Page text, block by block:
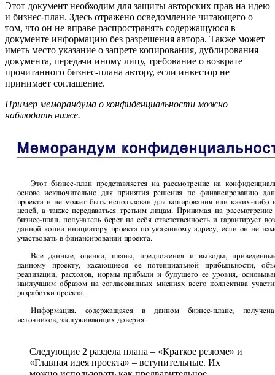
Этот документ необходим для защиты авторских прав на идею
и бизнес-план. Здесь отражено осведомление читающего о
том, что он не вправе распространять содержащуюся в
документе информацию без разрешения автора. Также может
иметь место указание о запрете копирования, дублирования
документа, передачи иному лицу, требование о возврате
прочитанного бизнес-плана автору, если инвестор не
принимает соглашение.
Пример меморандума о конфиденциальности можно
наблюдать ниже.
Следующие 2 раздела плана – «Краткое резюме» и
«Главная идея проекта» – вступительные. Их